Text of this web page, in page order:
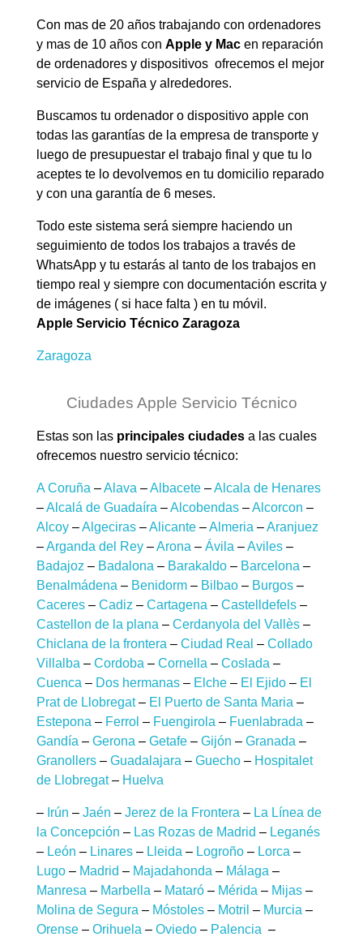
Con mas de 20 años trabajando con ordenadores
y mas de 10 años con Apple y Mac en reparación
de ordenadores y dispositivos ofrecemos el mejor
servicio de España y alrededores.
Buscamos tu ordenador o dispositivo apple con
todas las garantías de la empresa de transporte y
luego de presupuestar el trabajo final y que tu lo
aceptes te lo devolvemos en tu domicilio reparado
y con una garantía de 6 meses.
Todo este sistema será siempre haciendo un
seguimiento de todos los trabajos a través de
WhatsApp y tu estarás al tanto de los trabajos en
tiempo real y siempre con documentación escrita y
de imágenes ( si hace falta ) en tu móvil.
Apple Servicio Técnico Zaragoza
Zaragoza
Ciudades Apple Servicio Técnico
Estas son las principales ciudades a las cuales
ofrecemos nuestro servicio técnico:
A Coruña –Alava –Albacete –Alcala de Henares
–Alcalá de Guadaíra –Alcobendas –Alcorcon –
Alcoy –Algeciras –Alicante –Almeria –Aranjuez
–Arganda del Rey –Arona – Ávila –Aviles –
Badajoz – Badalona – Barakaldo – Barcelona –
Benalmádena – Benidorm – Bilbao – Burgos –
Caceres – Cadiz – Cartagena – Castelldefels –
Castellon de la plana – Cerdanyola del Vallès –
Chiclana de la frontera – Ciudad Real – Collado
Villalba – Cordoba – Cornella – Coslada –
Cuenca – Dos hermanas – Elche – El Ejido – El
Prat de Llobregat– El Puerto de Santa Maria –
Estepona – Ferrol – Fuengirola – Fuenlabrada –
Gandía – Gerona – Getafe – Gijón – Granada –
Granollers – Guadalajara – Guecho – Hospitalet
de Llobregat– Huelva
– Irún – Jaén – Jerez de la Frontera – La Línea de
la Concepción – Las Rozas de Madrid – Leganés
– León – Linares – Lleida – Logroño – Lorca –
Lugo – Madrid – Majadahonda – Málaga –
Manresa – Marbella – Mataró – Mérida – Mijas –
Molina de Segura – Móstoles – Motril – Murcia –
Orense – Orihuela – Oviedo – Palencia –